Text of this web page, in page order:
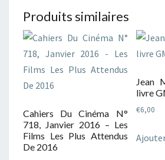
Produits similaires
Cahiers Du Cinéma N°
718, Janvier 2016 – Les
Films Les Plus Attendus
De 2016
Jean
livre
€6,00